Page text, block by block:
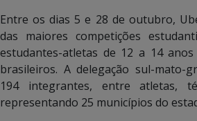
Entre os dias 5 e 28 de outubro,
das maiores competições
estudantes-atletas de 12 a 14
brasileiros. A delegação sul-mato-
194 integrantes, entre atletas,
representando 25 municípios do